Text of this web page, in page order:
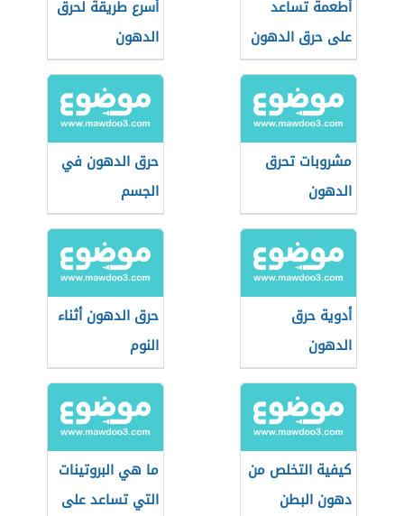
أطعمة تساعد
على حرق الدهون
أسرع طريقة لحرق
الدهون
مشروبات تحرق
الدهون
حرق الدهون في
الجسم
أدوية حرق
الدهون
حرق الدهون أثناء
النوم
كيفية التخلص من
دهون البطن
ما هي البروتينات
التي تساعد على